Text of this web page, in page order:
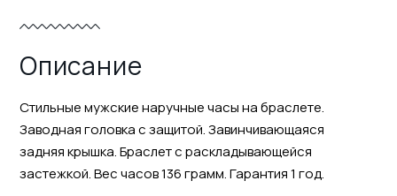
Описание
Стильные мужские наручные часы на браслете.
Заводная головка с защитой. Завинчивающаяся
задняя крышка. Браслет с раскладывающейся
застежкой. Вес часов 136 грамм. Гарантия 1 год.